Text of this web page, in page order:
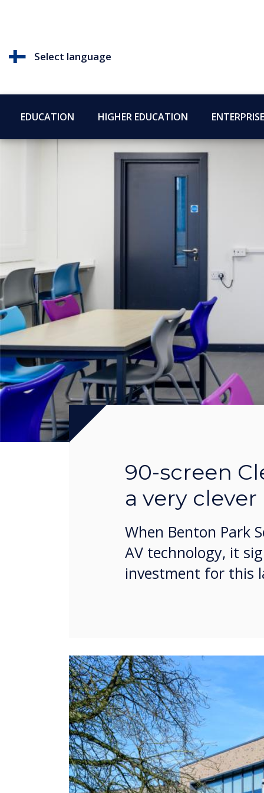
Select language
EDUCATION HIGHER EDUCATION ENTERPRISE
90-screen
a very
When Benton Park
AV technology, it
investment for this